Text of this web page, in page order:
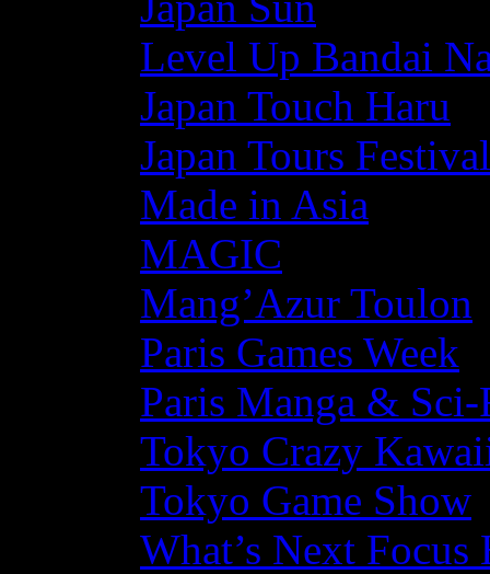
Level Up Bandai
Japan Touch Haru
Japan Tours Festival
Made in Asia
MAGIC
Mang’Azur Toulon
Paris Games Week
Paris Manga &
Tokyo Crazy
Tokyo Game Show
What’s Next